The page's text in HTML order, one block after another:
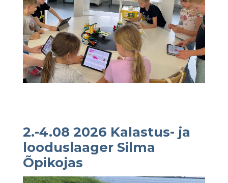
2.-4.08 2026 Kalastus- ja
looduslaager Silma
Õpikojas